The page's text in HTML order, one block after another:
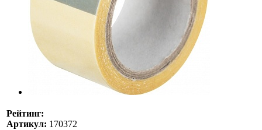
Рейтинг:
Артикул: 170372